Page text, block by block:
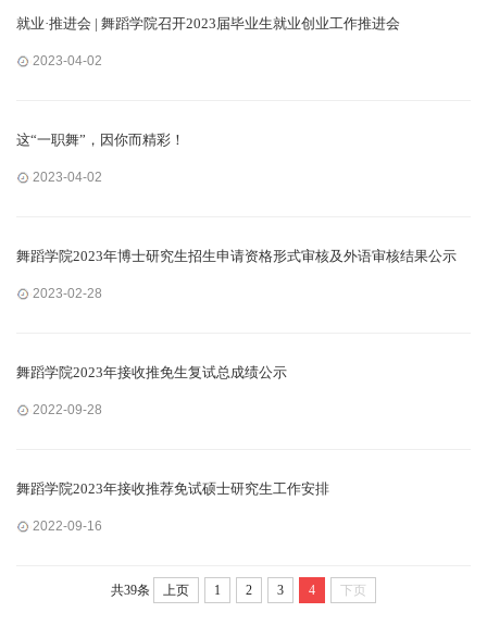
就业·推进会 | 舞蹈学院召开2023届毕业生就业创业工作推进会
2023-04-02
这“一职舞”，因你而精彩！
2023-04-02
舞蹈学院2023年博士研究生招生申请资格形式审核及外语审核结果公示
2023-02-28
舞蹈学院2023年接收推免生复试总成绩公示
2022-09-28
舞蹈学院2023年接收推荐免试硕士研究生工作安排
2022-09-16
共39条 上页 1 2 3 4 下页